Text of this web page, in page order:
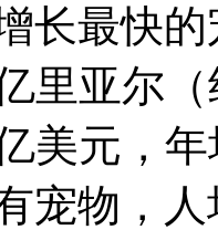
长最快
里亚尔
美元，
宠物，